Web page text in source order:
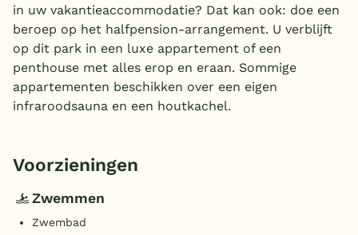
in uw vakantieaccommodatie? Dat kan ook: doe een
beroep op het halfpension-arrangement. U verblijft
op dit park in een luxe appartement of een
penthouse met alles erop en eraan. Sommige
appartementen beschikken over een eigen
infraroodsauna en een houtkachel.
Voorzieningen
Zwemmen
Zwembad